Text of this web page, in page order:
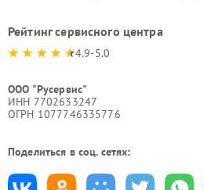
Рейтинг сервисного центра
4.9-5.0
ООО "Русервис"
ИНН 7702633247
ОГРН 1077746335776
Поделиться в соц. сетях: